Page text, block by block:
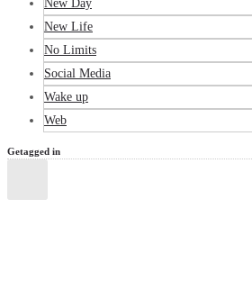
New Day
New Life
No Limits
Social Media
Wake up
Web
Getagged in